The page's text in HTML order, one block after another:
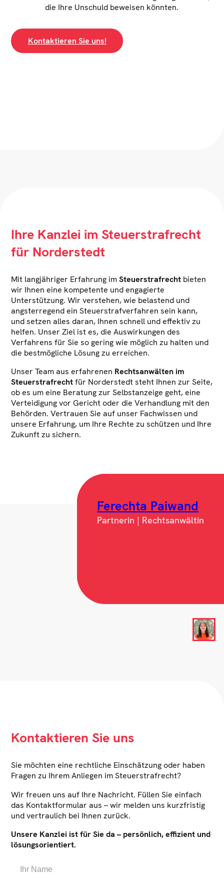
die Ihre Unschuld beweisen könnten.
Kontaktieren Sie uns!
Ihre Kanzlei im Steuerstrafrecht
für Norderstedt
Mit langjähriger Erfahrung imSteuerstrafrecht bieten
wir Ihnen eine kompetente und engagierte
Unterstützung. Wir verstehen, wie belastend und
angsterregend ein Steuerstrafverfahren sein kann,
und setzen alles daran, Ihnen schnell und effektiv zu
helfen. Unser Ziel ist es, die Auswirkungen des
Verfahrens für Sie so gering wie möglich zu halten und
die bestmögliche Lösung zu erreichen.
Unser Team aus erfahrenen Rechtsanwälten im
Steuerstrafrechtfür Norderstedt steht Ihnen zur Seite,
ob es um eine Beratung zur Selbstanzeige geht, eine
Verteidigung vor Gericht oder die Verhandlung mit den
Behörden. Vertrauen Sie auf unser Fachwissen und
unsere Erfahrung, um Ihre Rechte zu schützen und Ihre
Zukunft zu sichern.
Ferechta Paiwand
Partnerin | Rechtsanwältin
Kontaktieren Sie uns
Sie möchten eine rechtliche Einschätzung oder haben
Fragen zu Ihrem Anliegen im Steuerstrafrecht?
Wir freuen uns auf Ihre Nachricht. Füllen Sie einfach
das Kontaktformular aus – wir melden uns kurzfristig
und vertraulich bei Ihnen zurück.
Unsere Kanzlei ist für Sie da – persönlich, effizient und
lösungsorientiert.